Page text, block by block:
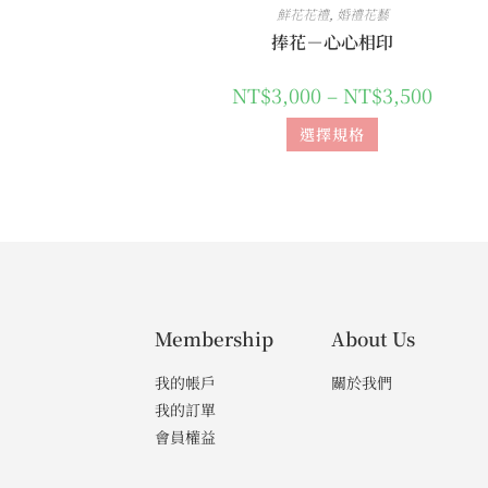
鮮花花禮, 婚禮花藝
捧花－心心相印
NT$3,000 – NT$3,500
選擇規格
Membership
我的帳戶
我的訂單
會員權益
About Us
關於我們